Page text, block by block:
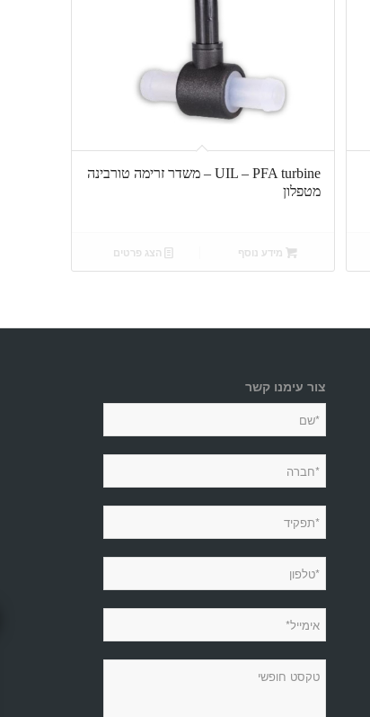
UIL – PFA turbine – משדר זרימה טורבינה
מטפלון
מידע נוסף הצג פרטים
צור עימנו קשר